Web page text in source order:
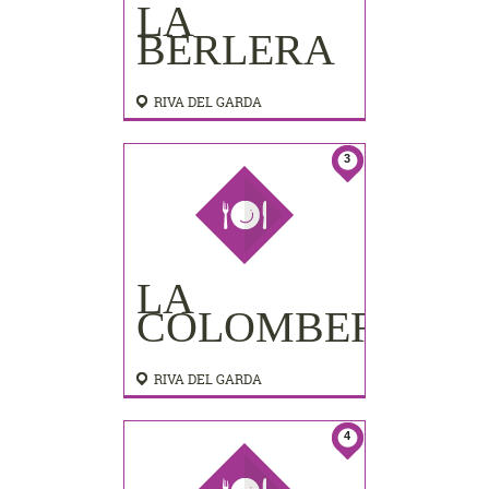
LA
BERLERA
RIVA DEL GARDA
3
LA
COLOMBERA
RIVA DEL GARDA
4